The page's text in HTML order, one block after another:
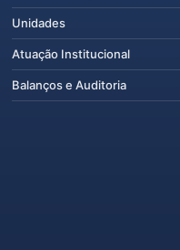
Unidades
Atuação Institucional
Balanços e Auditoria